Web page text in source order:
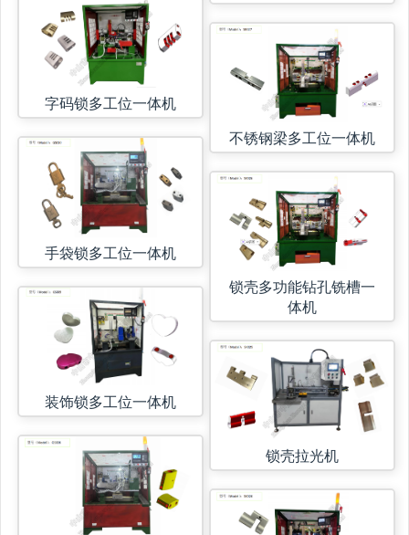
字码锁多工位一体机
手袋锁多工位一体机
装饰锁多工位一体机
不锈钢梁多工位一体机
锁壳多功能钻孔铣槽一
体机
锁壳拉光机